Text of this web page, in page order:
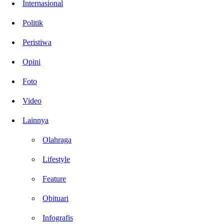
Internasional
Politik
Peristiwa
Opini
Foto
Video
Lainnya
Olahraga
Lifestyle
Feature
Obituari
Infografis